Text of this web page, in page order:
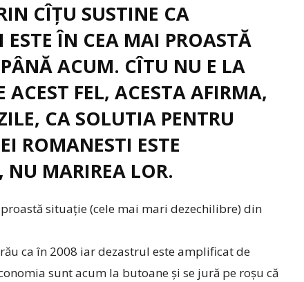
CÎȚU SUSTINE CA
ÎN CEA MAI PROASTĂ
ACUM. CÎTU NU E LA
ACEST FEL, ACESTA AFIRMA,
CA SOLUTIA PENTRU
ROMANESTI ESTE
NU MARIREA LOR.
situație (cele mai mari dezechilibre) din
ca în 2008 iar dezastrul este amplificat de
sunt acum la butoane și se jură pe roșu că